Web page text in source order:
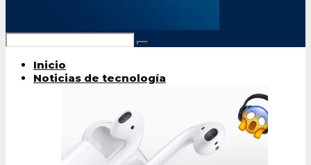
Inicio
Noticias de tecnología